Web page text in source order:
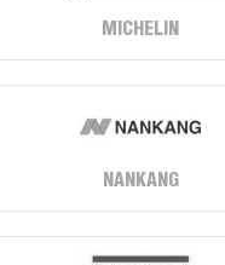
MICHELIN
NANKANG